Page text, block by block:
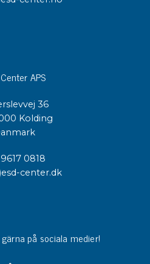
APS
36
Kolding
0818
center.dk
på sociala medier!